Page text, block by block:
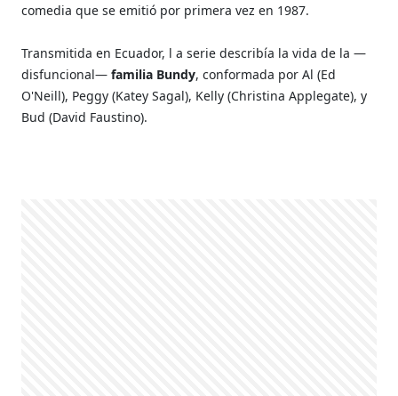
comedia que se emitió por primera vez en 1987.
Transmitida en Ecuador, l a serie describía la vida de la —
disfuncional—familia Bundy, conformada por Al (Ed
O'Neill), Peggy (Katey Sagal), Kelly (Christina Applegate), y
Bud (David Faustino).